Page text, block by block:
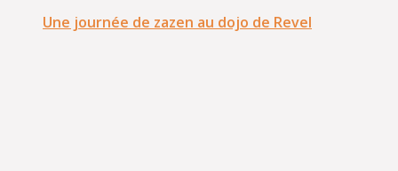
Une journée de zazen au dojo de Revel